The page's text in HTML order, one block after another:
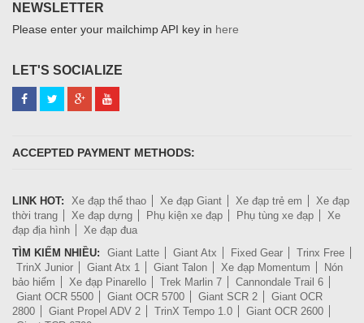
NEWSLETTER
Please enter your mailchimp API key in here
LET'S SOCIALIZE
ACCEPTED PAYMENT METHODS:
LINK HOT: Xe đạp thể thao Xe đạp Giant Xe đạp trẻ em
Xe đạp
thời trang
Xe đạp dựng Phụ kiện xe đạp Phụ tùng xe đạp
Xe
đạp địa hình
Xe đạp đua
TÌM KIẾM NHIỀU:
Giant Latte Giant Atx Fixed Gear
Trinx Free
TrinX Junior
Giant Atx 1 Giant Talon Xe đạp Momentum
Nón
bảo hiểm
Xe đạp Pinarello Trek Marlin 7
Cannondale Trail 6
Giant OCR 5500
Giant OCR 5700 Giant SCR 2
Giant OCR
2800
Giant Propel ADV 2 TrinX Tempo 1.0
Giant OCR 2600